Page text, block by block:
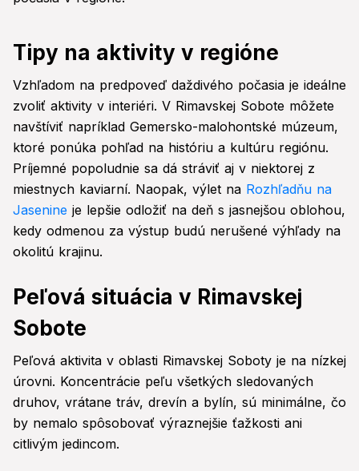
Tipy na aktivity v regióne
Vzhľadom na predpoveď daždivého počasia je ideálne
zvoliť aktivity v interiéri. V Rimavskej Sobote môžete
navštíviť napríklad Gemersko-malohontské múzeum,
ktoré ponúka pohľad na históriu a kultúru regiónu.
Príjemné popoludnie sa dá stráviť aj v niektorej z
miestnych kaviarní. Naopak, výlet na Rozhľadňu na
Jasenine je lepšie odložiť na deň s jasnejšou oblohou,
kedy odmenou za výstup budú nerušené výhľady na
okolitú krajinu.
Peľová situácia v Rimavskej
Sobote
Peľová aktivita v oblasti Rimavskej Soboty je na nízkej
úrovni. Koncentrácie peľu všetkých sledovaných
druhov, vrátane tráv, drevín a bylín, sú minimálne, čo
by nemalo spôsobovať výraznejšie ťažkosti ani
citlivým jedincom.